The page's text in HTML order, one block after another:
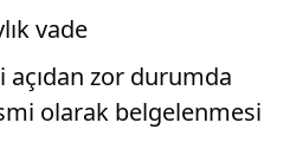
vade
zor durumda
olarak belgelenmesi